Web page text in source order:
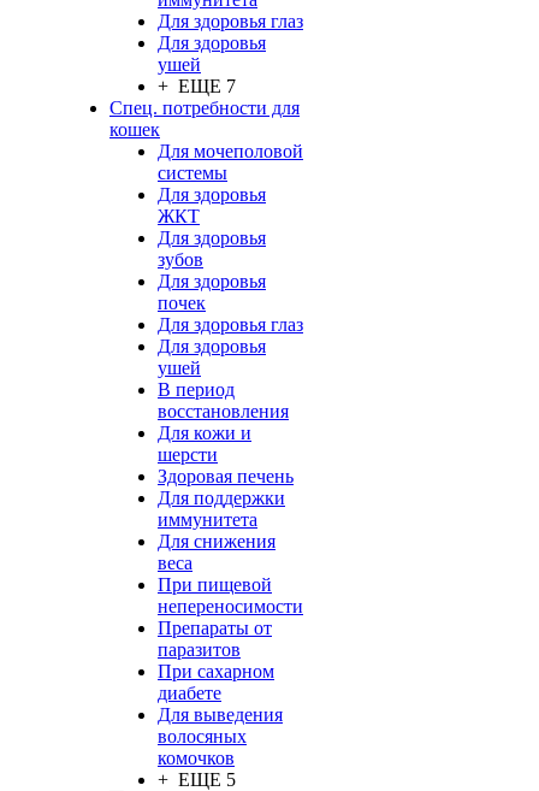
Для здоровья глаз
Для здоровья
ушей
+ ЕЩЕ 7
Спец. потребности для
кошек
Для мочеполовой
системы
Для здоровья
ЖКТ
Для здоровья
зубов
Для здоровья
почек
Для здоровья глаз
Для здоровья
ушей
В период
восстановления
Для кожи и
шерсти
Здоровая печень
Для поддержки
иммунитета
Для снижения
веса
При пищевой
непереносимости
Препараты от
паразитов
При сахарном
диабете
Для выведения
волосяных
комочков
+ ЕЩЕ 5